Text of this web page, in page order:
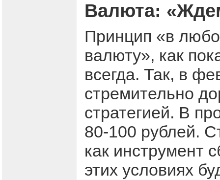
Валюта:
Принцип «в
валюту», как
всегда. Так, в
стремительно
стратегией. В
80-100 рублей.
как инструмент
этих условиях